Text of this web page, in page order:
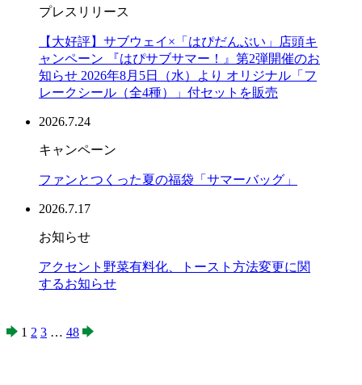
プレスリリース
【大好評】サブウェイ×「はぴだんぶい」店頭キ
ャンペーン 『はぴサブサマー！』第2弾開催のお
知らせ 2026年8月5日（水）より オリジナル「フ
レークシール（全4種）」付セットを販売
2026.7.24
キャンペーン
ファンとつくった夏の福袋「サマーバッグ」
2026.7.17
お知らせ
アクセント野菜有料化、トースト方法変更に関
するお知らせ
1 2 3 … 48